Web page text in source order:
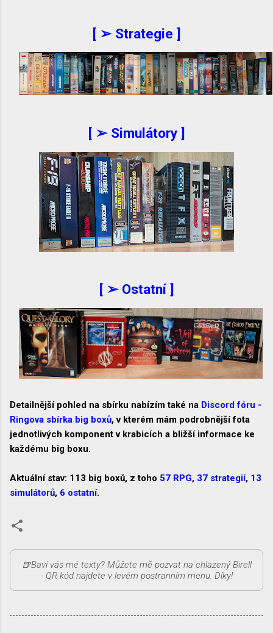
[ ➢ Strategie ]
[ ➢ Simulátory ]
[ ➢ Ostatní ]
Detailnější pohled na sbírku nabízím také na Discord fóru -
Ringova sbírka big boxů, v kterém mám podrobnější fota
jednotlivých komponent v krabicích a bližší informace ke
každému big boxu.
Aktuální stav: 113 big boxů, z toho 57 RPG, 37 strategií, 13
simulátorů, 6 ostatní.